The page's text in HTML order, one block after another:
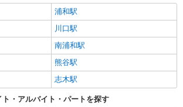
浦和駅
川口駅
南浦和駅
熊谷駅
志木駅
・アルバイト・パートを探す